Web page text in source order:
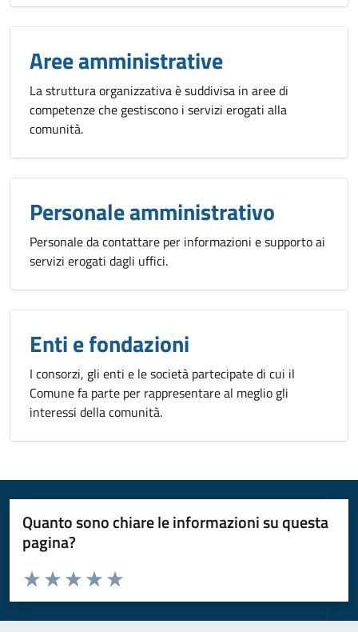
Aree amministrative
La struttura organizzativa è suddivisa in aree di
competenze che gestiscono i servizi erogati alla
comunità.
Personale amministrativo
Personale da contattare per informazioni e supporto ai
servizi erogati dagli uffici.
Enti e fondazioni
I consorzi, gli enti e le società partecipate di cui il
Comune fa parte per rappresentare al meglio gli
interessi della comunità.
Quanto sono chiare le informazioni su questa
pagina?
Valuta da 1 a 5 stelle la pagina
Valuta 5 stelle su 5
Valuta 4 stelle su 5
Valuta 3 stelle su 5
Valuta 2 stelle su 5
Valuta 1 stelle su 5